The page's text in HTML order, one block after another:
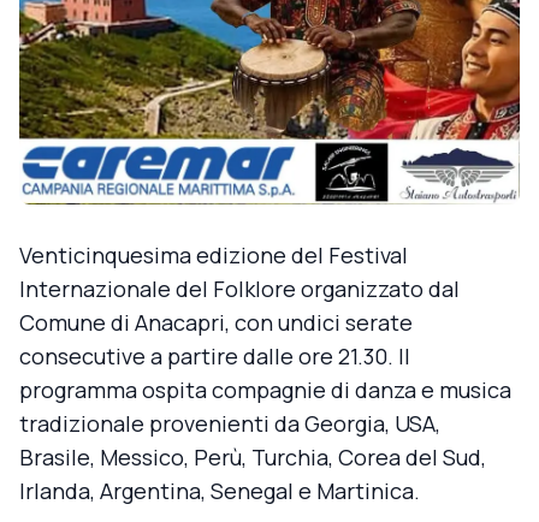
Venticinquesima edizione del Festival
Internazionale del Folklore organizzato dal
Comune di Anacapri, con undici serate
consecutive a partire dalle ore 21.30. Il
programma ospita compagnie di danza e musica
tradizionale provenienti da Georgia, USA,
Brasile, Messico, Perù, Turchia, Corea del Sud,
Irlanda, Argentina, Senegal e Martinica.